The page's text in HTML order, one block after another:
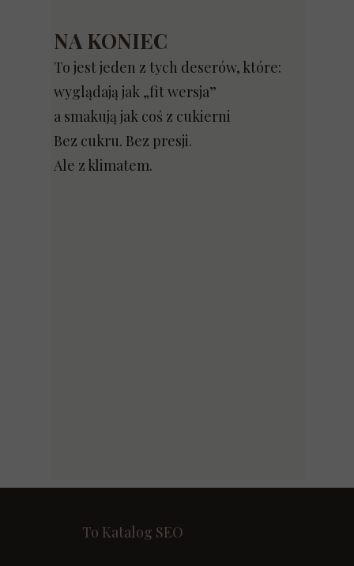
NA KONIEC
To jest jeden z tych deserów, które:
wyglądają jak „fit wersja”
a smakują jak coś z cukierni
Bez cukru. Bez presji.
Ale z klimatem.
To Katalog SEO